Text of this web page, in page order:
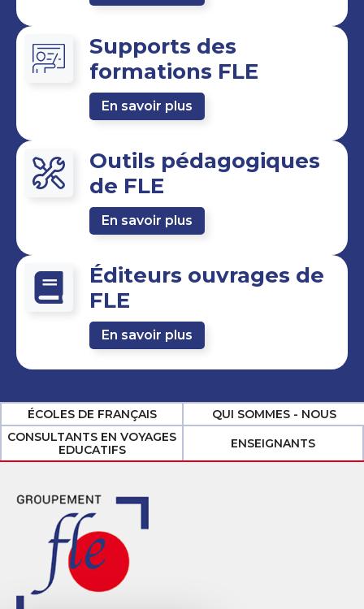
Supports des
formations FLE
En savoir plus
Outils pédagogiques
de FLE
En savoir plus
Éditeurs ouvrages de
FLE
En savoir plus
ÉCOLES DE FRANÇAIS
QUI SOMMES - NOUS
CONSULTANTS EN VOYAGES
EDUCATIFS
ENSEIGNANTS